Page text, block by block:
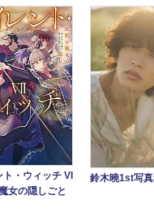
ト・ウィッチ VI
女の隠しごと
鈴木曉1st写